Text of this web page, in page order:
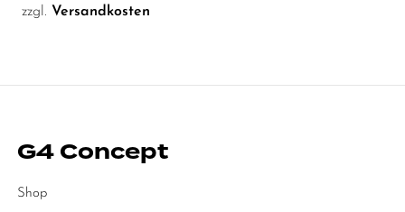
zzgl. Versandkosten
G4 Concept
Shop